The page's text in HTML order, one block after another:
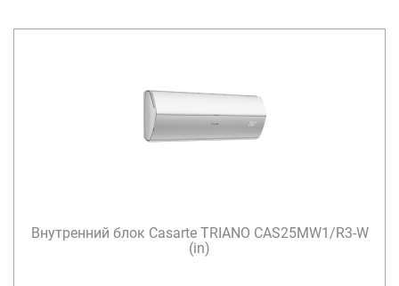
Внутренний блок Casarte TRIANO CAS25MW1/R3-W
(in)